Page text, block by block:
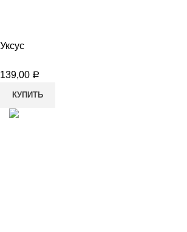
Уксус
139,00 Р
КУПИТЬ